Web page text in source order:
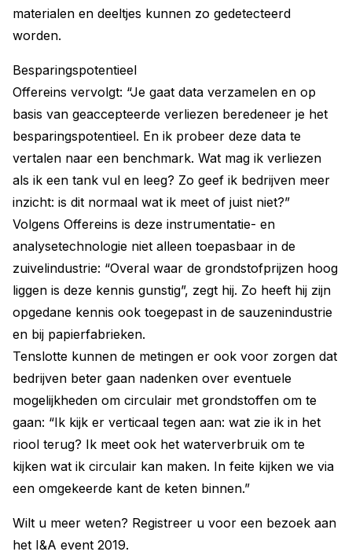
materialen en deeltjes kunnen zo gedetecteerd
worden.
Besparingspotentieel
Offereins vervolgt: “Je gaat data verzamelen en op
basis van geaccepteerde verliezen beredeneer je het
besparingspotentieel. En ik probeer deze data te
vertalen naar een benchmark. Wat mag ik verliezen
als ik een tank vul en leeg? Zo geef ik bedrijven meer
inzicht: is dit normaal wat ik meet of juist niet?”
Volgens Offereins is deze instrumentatie- en
analysetechnologie niet alleen toepasbaar in de
zuivelindustrie: “Overal waar de grondstofprijzen hoog
liggen is deze kennis gunstig”, zegt hij. Zo heeft hij zijn
opgedane kennis ook toegepast in de sauzenindustrie
en bij papierfabrieken.
Tenslotte kunnen de metingen er ook voor zorgen dat
bedrijven beter gaan nadenken over eventuele
mogelijkheden om circulair met grondstoffen om te
gaan: “Ik kijk er verticaal tegen aan: wat zie ik in het
riool terug? Ik meet ook het waterverbruik om te
kijken wat ik circulair kan maken. In feite kijken we via
een omgekeerde kant de keten binnen.”
Wilt u meer weten? Registreer u voor een bezoek aan
het I&A event 2019.